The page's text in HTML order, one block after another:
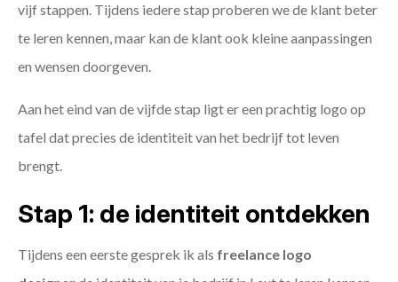
vijf stappen. Tijdens iedere stap proberen we de klant beter
te leren kennen, maar kan de klant ook kleine aanpassingen
en wensen doorgeven.
Aan het eind van de vijfde stap ligt er een prachtig logo op
tafel dat precies de identiteit van het bedrijf tot leven
brengt.
Stap 1: de identiteit ontdekken
Tijdens een eerste gesprek ik als freelance logo